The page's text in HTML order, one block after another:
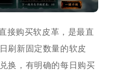
接购买软皮革，是最直
刷新固定数量的软皮
换，有明确的每日购买